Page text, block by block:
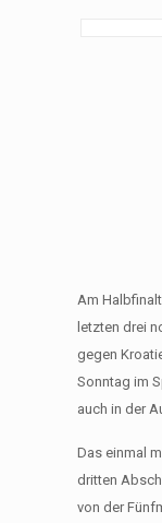
Am
letzten drei
gegen
Sonntag im
auch in der
Das einmal
dritten
von der